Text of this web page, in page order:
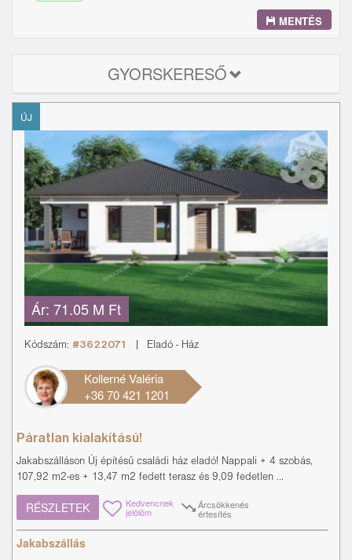
MENTÉS
GYORSKERESŐ
ÚJ
Ár: 71.05 M Ft
Kódszám: #3622071 Eladó - Ház
Kollerné Valéria
+36 70 421 1201
Páratlan kialakítású!
Jakabszálláson Új építésű családi ház eladó! Nappali + 4 szobás,
107,92 m2-es + 13,47 m2 fedett terasz és 9,09 fedetlen ...
RÉSZLETEK Kedvencnek
jelölöm
Árcsökkenés
értesítés
Jakabszállás